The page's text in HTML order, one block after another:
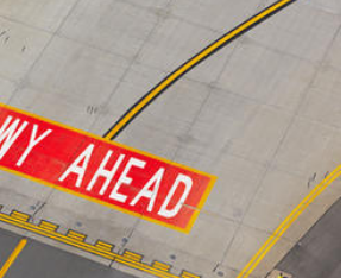
GmbH
auf Englisch statt.
Anfrage